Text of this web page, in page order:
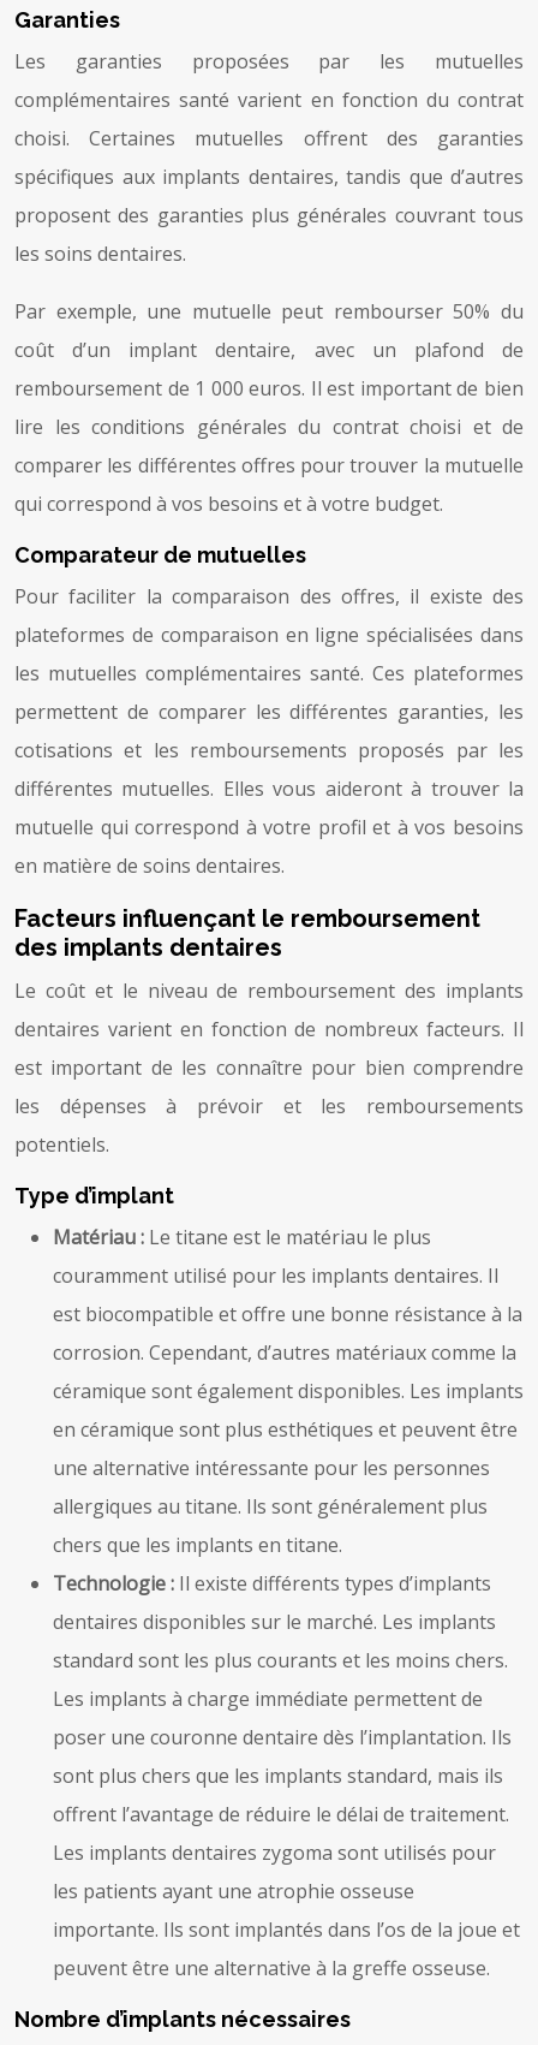
Garanties
Les garanties proposées par les mutuelles
complémentaires santé varient en fonction du contrat
choisi. Certaines mutuelles offrent des garanties
spécifiques aux implants dentaires, tandis que d’autres
proposent des garanties plus générales couvrant tous
les soins dentaires.
Par exemple, une mutuelle peut rembourser 50% du
coût d’un implant dentaire, avec un plafond de
remboursement de 1 000 euros. Il est important de bien
lire les conditions générales du contrat choisi et de
comparer les différentes offres pour trouver la mutuelle
qui correspond à vos besoins et à votre budget.
Comparateur de mutuelles
Pour faciliter la comparaison des offres, il existe des
plateformes de comparaison en ligne spécialisées dans
les mutuelles complémentaires santé. Ces plateformes
permettent de comparer les différentes garanties, les
cotisations et les remboursements proposés par les
différentes mutuelles. Elles vous aideront à trouver la
mutuelle qui correspond à votre profil et à vos besoins
en matière de soins dentaires.
Facteurs influençant le remboursement
des implants dentaires
Le coût et le niveau de remboursement des implants
dentaires varient en fonction de nombreux facteurs. Il
est important de les connaître pour bien comprendre
les dépenses à prévoir et les remboursements
potentiels.
Type d’implant
Matériau : Le titane est le matériau le plus
couramment utilisé pour les implants dentaires. Il
est biocompatible et offre une bonne résistance à la
corrosion. Cependant, d’autres matériaux comme la
céramique sont également disponibles. Les implants
en céramique sont plus esthétiques et peuvent être
une alternative intéressante pour les personnes
allergiques au titane. Ils sont généralement plus
chers que les implants en titane.
Technologie : Il existe différents types d’implants
dentaires disponibles sur le marché. Les implants
standard sont les plus courants et les moins chers.
Les implants à charge immédiate permettent de
poser une couronne dentaire dès l’implantation. Ils
sont plus chers que les implants standard, mais ils
offrent l’avantage de réduire le délai de traitement.
Les implants dentaires zygoma sont utilisés pour
les patients ayant une atrophie osseuse
importante. Ils sont implantés dans l’os de la joue et
peuvent être une alternative à la greffe osseuse.
Nombre d’implants nécessaires